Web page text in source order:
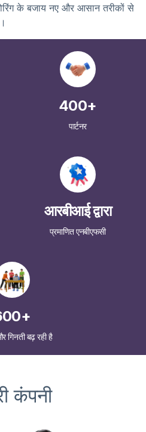
के बजाय नए और आसान तरीकों से
400+
पार्टनर
आरबीआई द्वारा
प्रमाणित एनबीएफसी
गिनती बढ़ रही है
कंपनी